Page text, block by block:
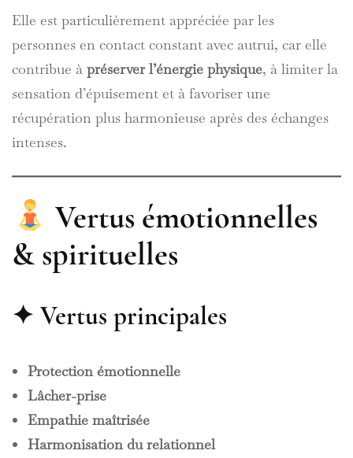
Elle est particulièrement appréciée par les
personnes en contact constant avec autrui, car elle
contribue à préserver l’énergie physique, à limiter la
sensation d’épuisement et à favoriser une
récupération plus harmonieuse après des échanges
intenses.
Vertus émotionnelles
& spirituelles
✦ Vertus principales
Protection émotionnelle
Lâcher-prise
Empathie maîtrisée
Harmonisation du relationnel